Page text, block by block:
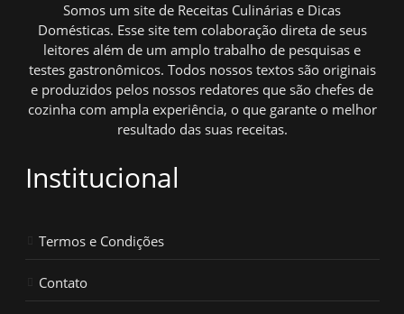
Somos um site de Receitas Culinárias e Dicas
Domésticas. Esse site tem colaboração direta de seus
leitores além de um amplo trabalho de pesquisas e
testes gastronômicos. Todos nossos textos são originais
e produzidos pelos nossos redatores que são chefes de
cozinha com ampla experiência, o que garante o melhor
resultado das suas receitas.
Institucional
Termos e Condições
Contato